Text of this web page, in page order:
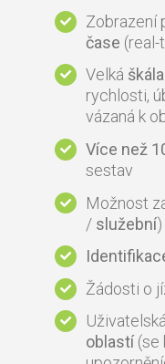
Zobrazení
čase
Velká
rychlosti,
vázaná k
Více než
sestav
Možnost
/ služební)
Žádosti o
Uživatelská
oblastí(se